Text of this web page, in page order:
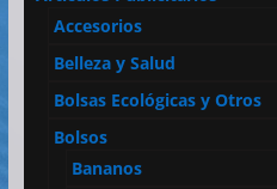
Accesorios
Belleza y Salud
Bolsas Ecológicas y Otros
Bolsos
Bananos